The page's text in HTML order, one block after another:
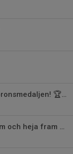
Stort grattis till IK Huge U16 för bronsmedaljen! 🏆🥉 🎉
Bronsmatch på hemmaplan – Kom och heja fram U16!